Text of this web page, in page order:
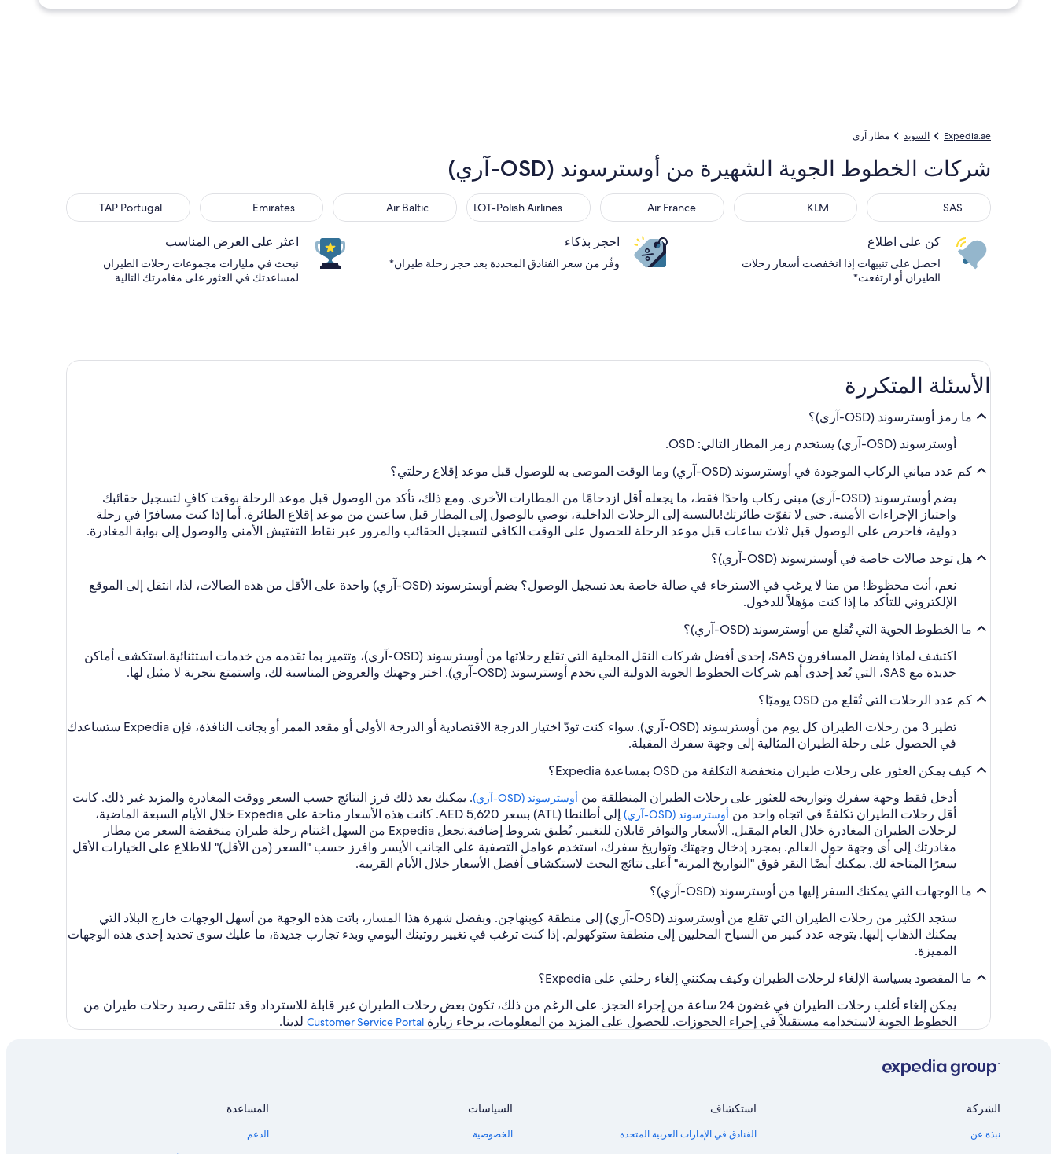
Expedia.ae السويد مطار آري
شركات الخطوط الجوية الشهيرة من أوسترسوند (OSD-آري)
SAS
KLM
Air France
LOT-Polish Airlines
Air Baltic
Emirates
TAP Portugal
كن على اطلاع
احصل على تنبيهات إذا انخفضت أسعار رحلات
الطيران أو ارتفعت*
احجز بذكاء
وفّر من سعر الفنادق المحددة بعد حجز رحلة طيران*
اعثر على العرض المناسب
نبحث في مليارات مجموعات رحلات الطيران
لمساعدتك في العثور على مغامرتك التالية
الأسئلة المتكررة
ما رمز أوسترسوند (OSD-آري)؟
أوسترسوند (OSD-آري) يستخدم رمز المطار التالي: OSD.
كم عدد مباني الركاب الموجودة في أوسترسوند (OSD-آري) وما الوقت الموصى به للوصول قبل موعد إقلاع رحلتي؟
يضم أوسترسوند (OSD-آري) مبنى ركاب واحدًا فقط، ما يجعله أقل ازدحامًا من المطارات الأخرى. ومع ذلك، تأكد من الوصول قبل موعد الرحلة بوقت كافٍ لتسجيل حقائبك
واجتياز الإجراءات الأمنية. حتى لا تفوّت طائرتك!بالنسبة إلى الرحلات الداخلية، نوصي بالوصول إلى المطار قبل ساعتين من موعد إقلاع الطائرة. أما إذا كنت مسافرًا في رحلة
دولية، فاحرص على الوصول قبل ثلاث ساعات قبل موعد الرحلة للحصول على الوقت الكافي لتسجيل الحقائب والمرور عبر نقاط التفتيش الأمني والوصول إلى بوابة المغادرة.
هل توجد صالات خاصة في أوسترسوند (OSD-آري)؟
نعم، أنت محظوظ! من منا لا يرغب في الاسترخاء في صالة خاصة بعد تسجيل الوصول؟ يضم أوسترسوند (OSD-آري) واحدة على الأقل من هذه الصالات، لذا، انتقل إلى الموقع
الإلكتروني للتأكد ما إذا كنت مؤهلاً للدخول.
ما الخطوط الجوية التي تُقلع من أوسترسوند (OSD-آري)؟
اكتشف لماذا يفضل المسافرون SAS، إحدى أفضل شركات النقل المحلية التي تقلع رحلاتها من أوسترسوند (OSD-آري)، وتتميز بما تقدمه من خدمات استثنائية.
استكشف أماكن
جديدة مع SAS، التي تُعد إحدى أهم شركات الخطوط الجوية الدولية التي تخدم أوسترسوند (OSD-آري). اختر وجهتك والعروض المناسبة لك، واستمتع بتجربة لا مثيل لها.
كم عدد الرحلات التي تُقلع من OSD يوميًا؟
تطير 3 من رحلات الطيران كل يوم من أوسترسوند (OSD-آري). سواء كنت تودّ اختيار الدرجة الاقتصادية أو الدرجة الأولى أو مقعد الممر أو بجانب النافذة، فإن Expedia ستساعدك
في الحصول على رحلة الطيران المثالية إلى وجهة سفرك المقبلة.
كيف يمكن العثور على رحلات طيران منخفضة التكلفة من OSD بمساعدة Expedia؟
أدخل فقط وجهة سفرك وتواريخه للعثور على رحلات الطيران المنطلقة من أوسترسوند (OSD-آري)
. يمكنك بعد ذلك فرز النتائج حسب السعر ووقت المغادرة والمزيد غير ذلك. كانت
أقل رحلات الطيران تكلفةً في اتجاه واحد من أوسترسوند (OSD-آري)
إلى أطلنطا (ATL) بسعر AED 5,620. كانت هذه الأسعار متاحة على Expedia خلال الأيام السبعة الماضية،
لرحلات الطيران المغادرة خلال العام المقبل. الأسعار والتوافر قابلان للتغيير. تُطبق شروط إضافية.
تجعل Expedia من السهل اغتنام رحلة طيران منخفضة السعر من مطار
مغادرتك إلى أي وجهة حول العالم. بمجرد إدخال وجهتك وتواريخ سفرك، استخدم عوامل التصفية على الجانب الأيسر وافرز حسب "السعر (من الأقل)" للاطلاع على الخيارات الأقل
سعرًا المتاحة لك. يمكنك أيضًا النقر فوق "التواريخ المرنة" أعلى نتائج البحث لاستكشاف أفضل الأسعار خلال الأيام القريبة.
ما الوجهات التي يمكنك السفر إليها من أوسترسوند (OSD-آري)؟
ستجد الكثير من رحلات الطيران التي تقلع من أوسترسوند (OSD-آري) إلى منطقة كوبنهاجن. وبفضل شهرة هذا المسار، باتت هذه الوجهة من أسهل الوجهات خارج البلاد التي
يمكنك الذهاب إليها. يتوجه عدد كبير من السياح المحليين إلى منطقة ستوكهولم. إذا كنت ترغب في تغيير روتينك اليومي وبدء تجارب جديدة، ما عليك سوى تحديد إحدى هذه الوجهات
المميزة.
ما المقصود بسياسة الإلغاء لرحلات الطيران وكيف يمكنني إلغاء رحلتي على Expedia؟
يمكن إلغاء أغلب رحلات الطيران في غضون 24 ساعة من إجراء الحجز. على الرغم من ذلك، تكون بعض رحلات الطيران غير قابلة للاسترداد وقد تتلقى رصيد رحلات طيران من
الخطوط الجوية لاستخدامه مستقبلاً في إجراء الحجوزات. للحصول على المزيد من المعلومات، برجاء زيارة Customer Service Portal لدينا.
الشركة
نبذة عن
استكشاف
الفنادق في الإمارات العربية المتحدة
السياسات
الخصوصية
المساعدة
الدعم